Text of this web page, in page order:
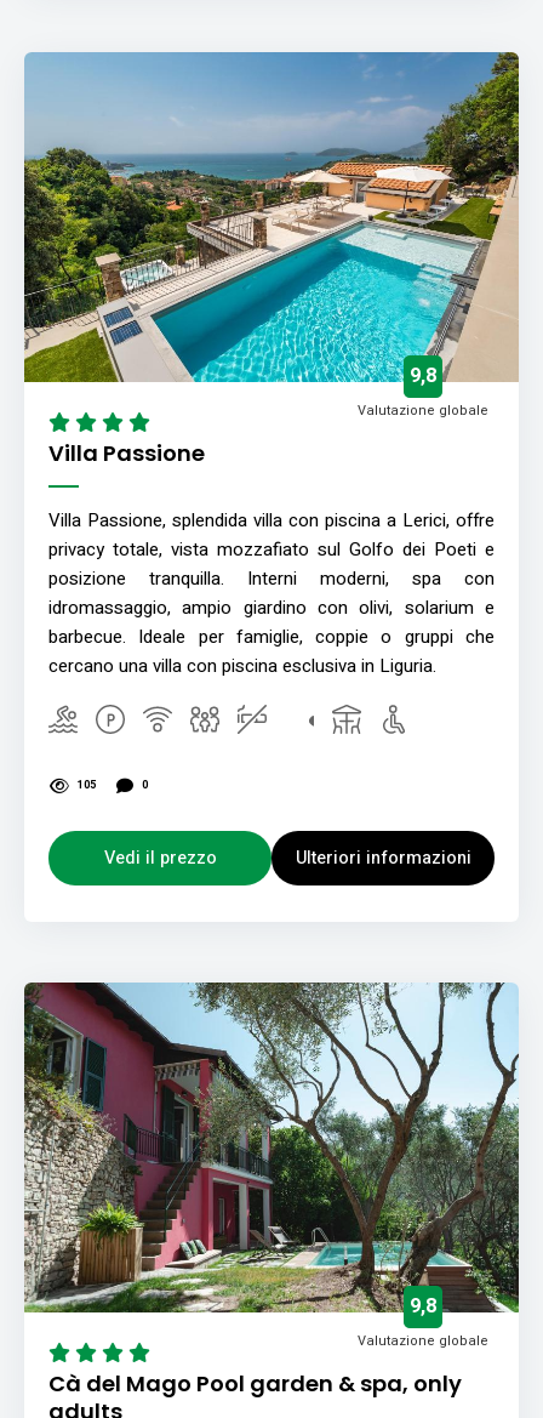
Villa Passione
9,8
Valutazione globale
Villa Passione, splendida villa con piscina a Lerici, offre
privacy totale, vista mozzafiato sul Golfo dei Poeti e
posizione tranquilla. Interni moderni, spa con
idromassaggio, ampio giardino con olivi, solarium e
barbecue. Ideale per famiglie, coppie o gruppi che
cercano una villa con piscina esclusiva in Liguria.
105 0
Vedi il prezzo Ulteriori informazioni
Cà del Mago Pool garden & spa, only
adults
9,8
Valutazione globale